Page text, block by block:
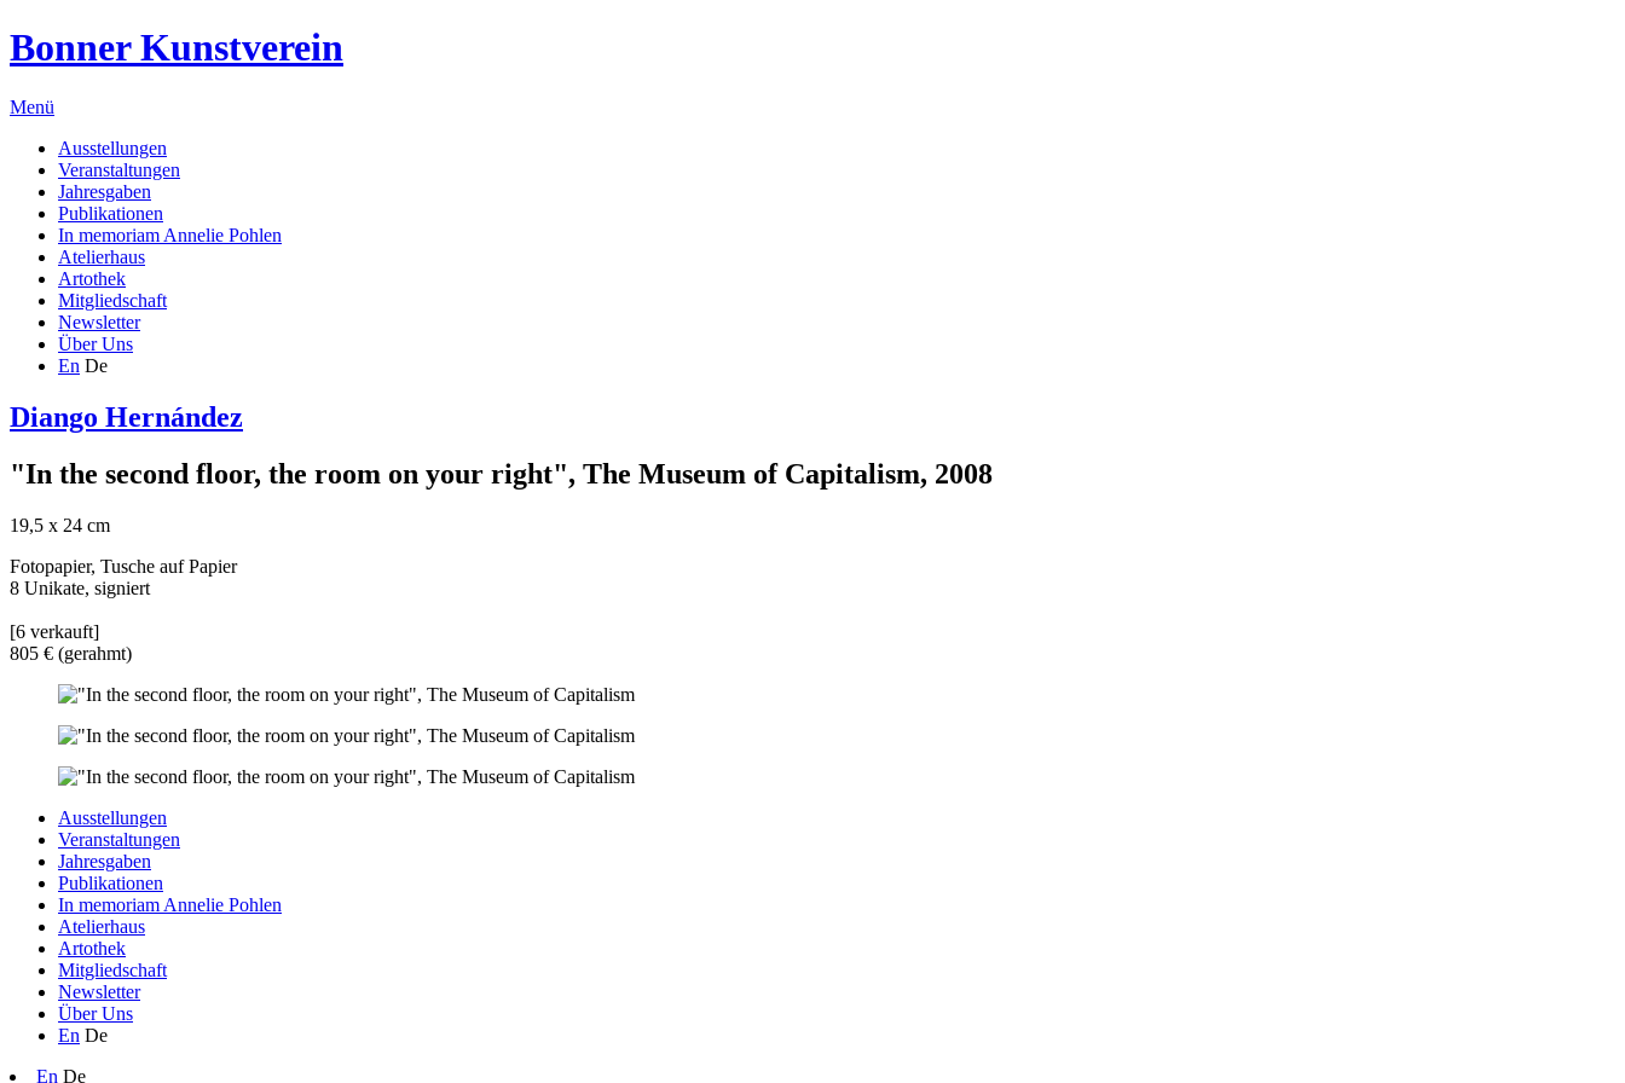
Bonner Kunstverein
Menü
Ausstellungen
Veranstaltungen
Jahresgaben
Publikationen
In memoriam Annelie Pohlen
Atelierhaus
Artothek
Mitgliedschaft
Newsletter
Über Uns
En De
Diango Hernández
"In the second floor, the room on your right", The Museum of Capitalism, 2008
19,5 x 24 cm
Fotopapier, Tusche auf Papier
8 Unikate, signiert
[6 verkauft]
805 € (gerahmt)
Ausstellungen
Veranstaltungen
Jahresgaben
Publikationen
In memoriam Annelie Pohlen
Atelierhaus
Artothek
Mitgliedschaft
Newsletter
Über Uns
En De
En De